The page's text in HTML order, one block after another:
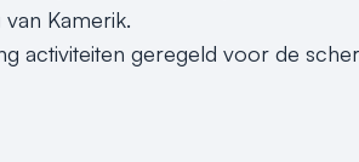
Kamerik.
activiteiten geregeld voor de